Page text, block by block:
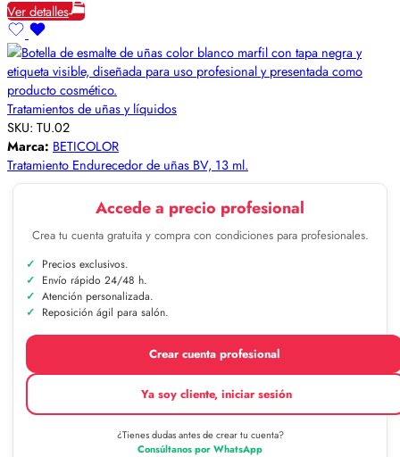
Ver detalles
Tratamientos de uñas y líquidos
SKU: TU.02
Marca: BETICOLOR
Tratamiento Endurecedor de uñas BV, 13 ml.
Accede a precio profesional
Crea tu cuenta gratuita y compra con condiciones para profesionales.
Precios exclusivos.
Envío rápido 24/48 h.
Atención personalizada.
Reposición ágil para salón.
Crear cuenta profesional
Ya soy cliente, iniciar sesión
¿Tienes dudas antes de crear tu cuenta?
Consúltanos por WhatsApp